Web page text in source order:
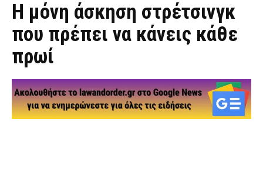
Η μόνη άσκηση στρέτσινγκ
που πρέπει να κάνεις κάθε
πρωί